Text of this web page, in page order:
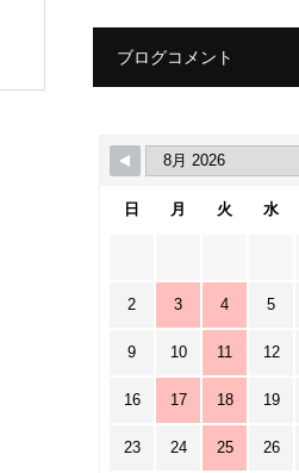
ブログコメント
日 月 火 水
2 3 4 5
9 10 11 12
16 17 18 19
23 24 25 26